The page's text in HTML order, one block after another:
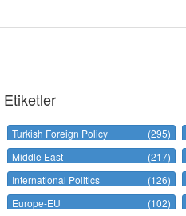
Etiketler
Turkish Foreign Policy (295)
Middle East
(217)
International Politics
(126)
Europe-EU
(102)